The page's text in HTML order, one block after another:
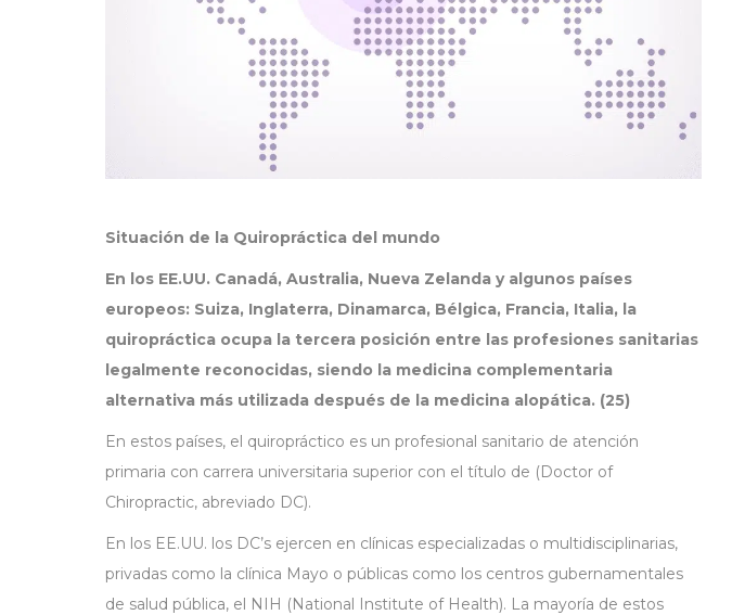
Situación de la Quiropráctica del mundo
En los EE.UU. Canadá, Australia, Nueva Zelanda y algunos países
europeos: Suiza, Inglaterra, Dinamarca, Bélgica, Francia, Italia, la
quiropráctica ocupa la tercera posición entre las profesiones sanitarias
legalmente reconocidas, siendo la medicina complementaria
alternativa más utilizada después de la medicina alopática. (25)
En estos países, el quiropráctico es un profesional sanitario de atención
primaria con carrera universitaria superior con el título de (Doctor of
Chiropractic, abreviado DC).
En los EE.UU. los DC’s ejercen en clínicas especializadas o multidisciplinarias,
privadas como la clínica Mayo o públicas como los centros gubernamentales
de salud pública, el NIH (National Institute of Health). La mayoría de estos